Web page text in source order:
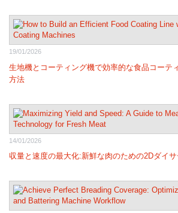
19/01/2026
生地機とコーティング機で効率的な食品コーテ
方法
14/01/2026
収量と速度の最大化:新鮮な肉のための2Dダイ